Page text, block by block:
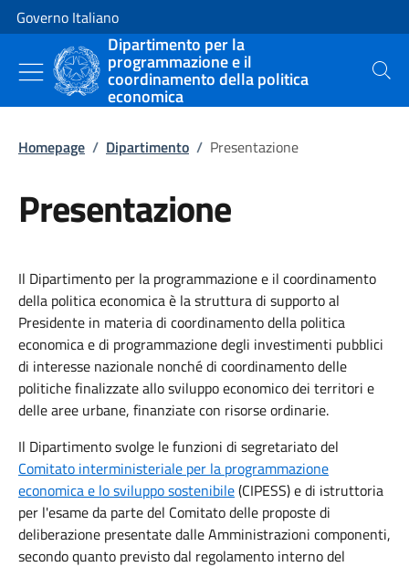
Vai al contenuto
Vai alla navigazione del sito
Governo Italiano
Dipartimento per la
programmazione e il
coordinamento della politica
economica
Cerca
Homepage / Dipartimento / Presentazione
Presentazione
Il Dipartimento per la programmazione e il coordinamento
della politica economica è la struttura di supporto al
Presidente in materia di coordinamento della politica
economica e di programmazione degli investimenti pubblici
di interesse nazionale nonché di coordinamento delle
politiche finalizzate allo sviluppo economico dei territori e
delle aree urbane, finanziate con risorse ordinarie.
Il Dipartimento svolge le funzioni di segretariato del
Comitato interministeriale per la programmazione
economica e lo sviluppo sostenibile(CIPESS) e di istruttoria
per l'esame da parte del Comitato delle proposte di
deliberazione presentate dalle Amministrazioni componenti,
secondo quanto previsto dal regolamento interno del